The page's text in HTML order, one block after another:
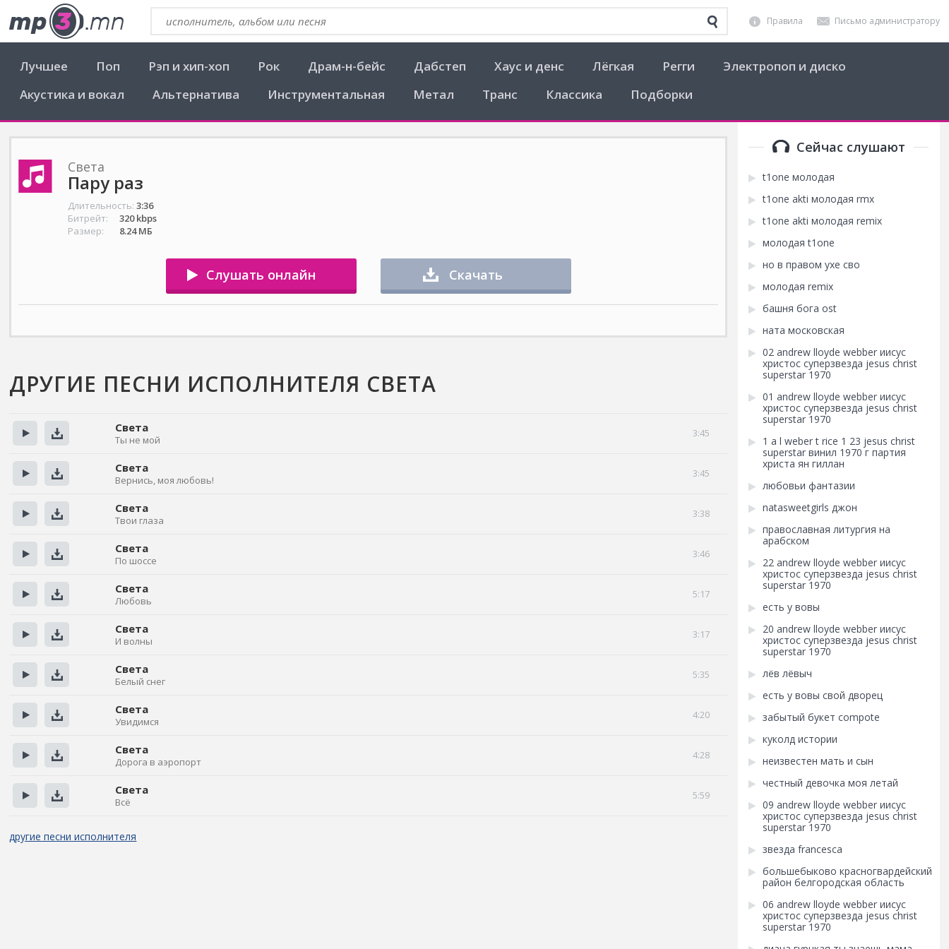
Правила Письмо администратору
Лучшее Поп Рэп и хип-хоп Рок Драм-н-бейс Дабстеп Хаус и денс Лёгкая Регги
Электропоп и диско
Акустика и вокал
Альтернатива Инструментальная Метал Транс Классика Подборки
Света
Пару раз
Длительность: 3:36
Битрейт:
320 kbps
Размер:
8.24 МБ
Слушать онлайн Скачать
ДРУГИЕ ПЕСНИ ИСПОЛНИТЕЛЯ СВЕТА
3:45
Света
Ты не мой
3:45
Света
Вернись, моя любовь!
3:38
Света
Твои глаза
3:46
Света
По шоссе
5:17
Света
Любовь
3:17
Света
И волны
5:35
Света
Белый снег
4:20
Света
Увидимся
4:28
Света
Дорога в аэропорт
5:59
Света
Всё
другие песни исполнителя
Сейчас слушают
t1one молодая
t1one akti молодая rmx
t1one akti молодая remix
молодая t1one
но в правом ухе сво
молодая remix
башня бога ost
ната московская
02 andrew lloyde webber иисус
христос суперзвезда jesus christ
superstar 1970
01 andrew lloyde webber иисус
христос суперзвезда jesus christ
superstar 1970
1 a l weber t rice 1 23 jesus christ
superstar винил 1970 г партия
христа ян гиллан
любовьи фантазии
natasweetgirls джон
православная литургия на
арабском
22 andrew lloyde webber иисус
христос суперзвезда jesus christ
superstar 1970
есть у вовы
20 andrew lloyde webber иисус
христос суперзвезда jesus christ
superstar 1970
лёв лёвыч
есть у вовы свой дворец
забытый букет compote
куколд истории
неизвестен мать и сын
честный девочка моя летай
09 andrew lloyde webber иисус
христос суперзвезда jesus christ
superstar 1970
звезда francesca
большебыково красногвардейский
район белгородская область
06 andrew lloyde webber иисус
христос суперзвезда jesus christ
superstar 1970